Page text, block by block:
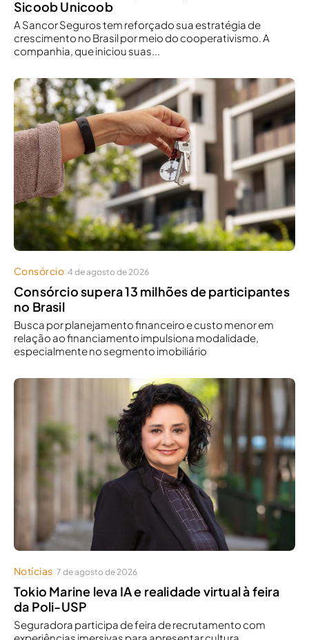
Sicoob Unicoob
A Sancor Seguros tem reforçado sua estratégia de
crescimento no Brasil por meio do cooperativismo. A
companhia, que iniciou suas...
Consórcio 4 de agosto de 2026
Consórcio supera 13 milhões de participantes
no Brasil
Busca por planejamento financeiro e custo menor em
relação ao financiamento impulsiona modalidade,
especialmente no segmento imobiliário
Notícias 7 de agosto de 2026
Tokio Marine leva IA e realidade virtual à feira
da Poli-USP
Seguradora participa de feira de recrutamento com
experiências imersivas para apresentar cultura